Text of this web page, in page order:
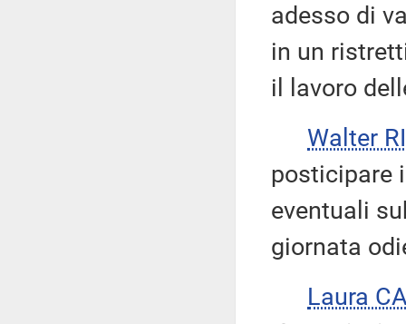
adesso di
in un
il lavoro
Walter
posticipare
eventuali
giornata
Laura